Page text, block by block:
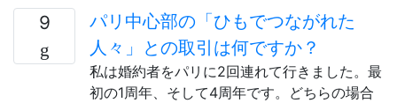
9
パリ中心部の「ひもでつながれた
人々」との取引は何ですか？
私は婚約者をパリに2回連れて行きました。最
初の1周年、そして4周年です。どちらの場合